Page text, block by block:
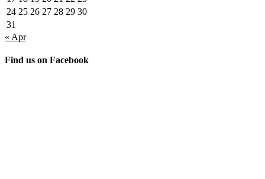
24 25 26 27 28 29 30
31
« Apr
Find us on Facebook